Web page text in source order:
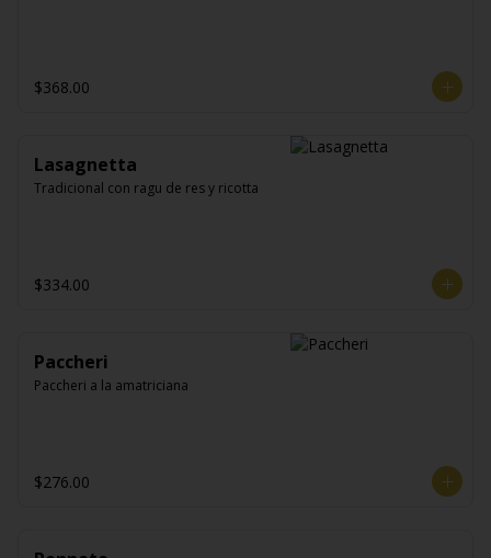
$368.00
Lasagnetta
Tradicional con ragu de res y ricotta
$334.00
Paccheri
Paccheri a la amatriciana
$276.00